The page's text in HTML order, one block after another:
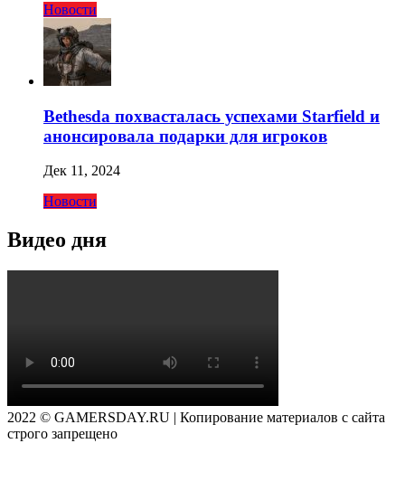
Новости
Bethesda похвасталась успехами Starfield и
анонсировала подарки для игроков
Дек 11, 2024
Новости
Видео дня
2022 © GAMERSDAY.RU | Копирование материалов с сайта
строго запрещено